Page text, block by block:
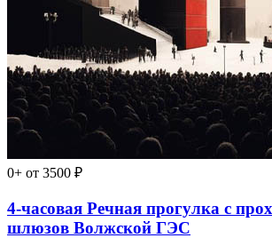
0+ от 3500 ₽
4-часовая Речная прогулка с
шлюзов Волжской ГЭС